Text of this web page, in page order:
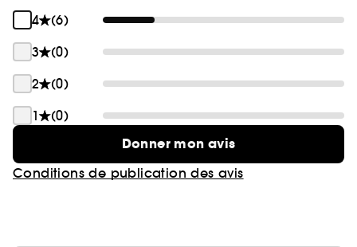
4
(6)
3
(0)
2
(0)
1
(0)
Donner mon avis
Conditions de publication des avis